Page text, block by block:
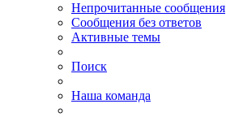
Непрочитанные сообщения
Сообщения без ответов
Активные темы
Поиск
Наша команда